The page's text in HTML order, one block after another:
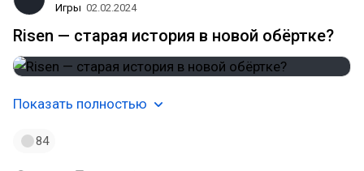
Игры 02.02.2024
Risen — старая история в новой обёртке?
Показать полностью
84